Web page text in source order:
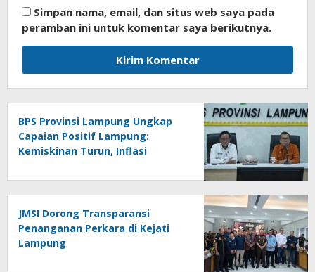
Simpan nama, email, dan situs web saya pada
peramban ini untuk komentar saya berikutnya.
BPS Provinsi Lampung Ungkap
Capaian Positif Lampung:
Kemiskinan Turun, Inflasi
Tumbuh
JMSI Dorong Transparansi
Penanganan Perkara di Kejati
Lampung